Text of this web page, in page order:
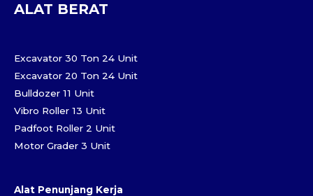
ALAT BERAT
Excavator 30 Ton 24 Unit
Excavator 20 Ton 24 Unit
Bulldozer 11 Unit
Vibro Roller 13 Unit
Padfoot Roller 2 Unit
Motor Grader 3 Unit
Alat Penunjang Kerja